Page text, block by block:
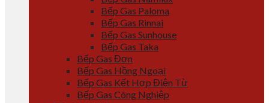
Bếp Gas Paloma
Bếp Gas Rinnai
Bếp Gas Sunhouse
Bếp Gas Taka
Bếp Gas Đơn
Bếp Gas Hồng Ngoại
Bếp Gas Kết Hợp Điện Từ
Bếp Gas Công Nghiệp